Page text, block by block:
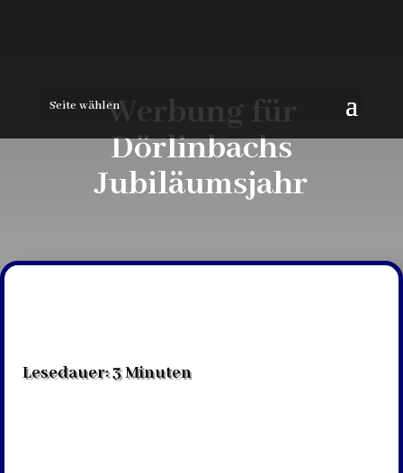
Seite wählenWerbung für
Dörlinbachs
Jubiläumsjahr
Lesedauer:3Minuten